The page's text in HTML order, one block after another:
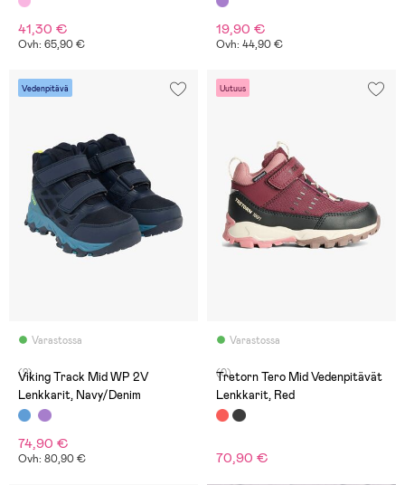
41,30 €
Ovh: 65,90 €
19,90 €
Ovh: 44,90 €
Vedenpitävä
Varastossa
(2)
Viking Track Mid WP 2V
Lenkkarit, Navy/Denim
74,90 €
Ovh: 80,90 €
Uutuus
Varastossa
(0)
Tretorn Tero Mid Vedenpitävät
Lenkkarit, Red
70,90 €